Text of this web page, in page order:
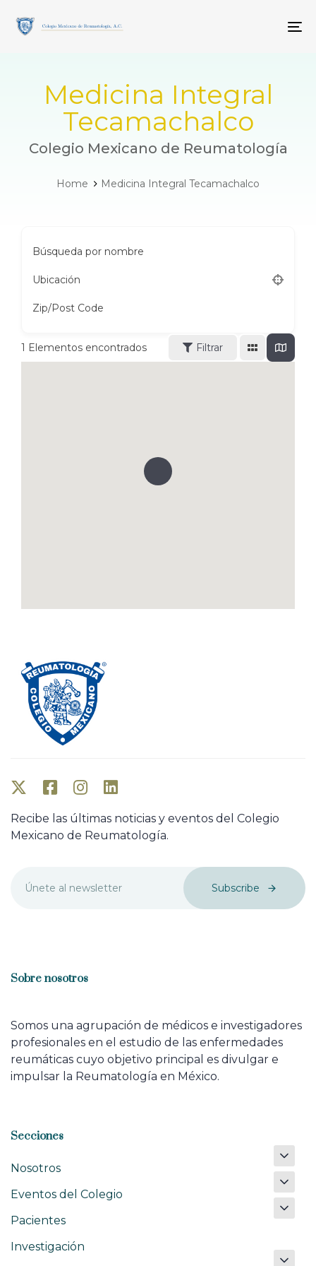
links
primary
Medicina Integral
Tecamachalco
Colegio Mexicano de Reumatología
Home Medicina Integral Tecamachalco
Búsqueda por nombre
Ubicación
Zip/Post Code
1 Elementos encontrados Filtrar
Recibe las últimas noticias y eventos del Colegio
Mexicano de Reumatología.
Subscribe
Sobre nosotros
Somos una agrupación de médicos e investigadores
profesionales en el estudio de las enfermedades
reumáticas cuyo objetivo principal es divulgar e
impulsar la Reumatología en México.
Secciones
Nosotros
Eventos del Colegio
Pacientes
Investigación